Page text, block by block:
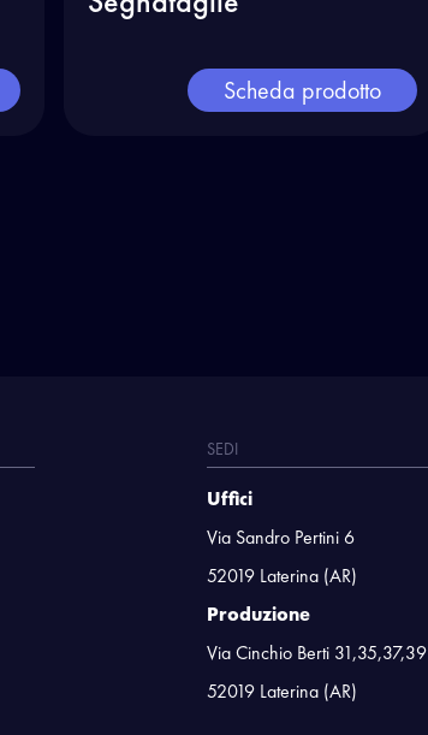
Scheda prodotto
SEDI
Uffici
Via Sandro Pertini 6
52019 Laterina (AR)
Produzione
Via Cinchio Berti 31,35,37,39
52019 Laterina (AR)